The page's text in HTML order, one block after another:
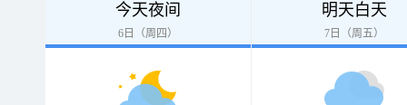
今天夜间
6日（周四）
明天白天
7日（周五）